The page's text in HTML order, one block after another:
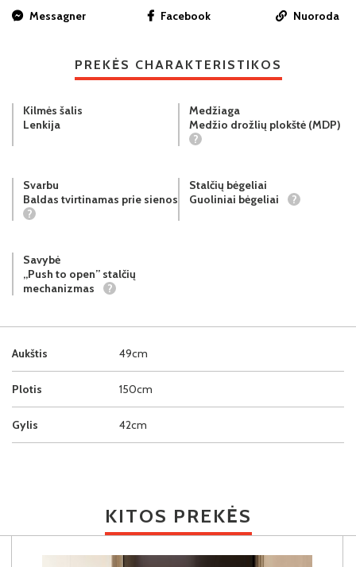
Messagner
Facebook Nuoroda
PREKĖS CHARAKTERISTIKOS
Aukštis 49cm
Plotis 150cm
Gylis 42cm
Kilmės šalis
Lenkija
Medžiaga
Medžio drožlių plokštė (MDP)
?
Svarbu
Baldas tvirtinamas prie sienos
?
Stalčių bėgeliai
Guoliniai bėgeliai
?
Savybė
„Push to open” stalčių
mechanizmas
?
KITOS PREKĖS